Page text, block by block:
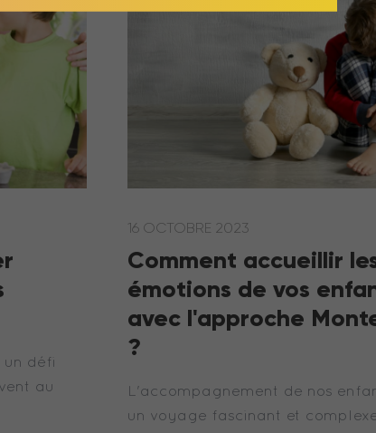
un défi
au
16 OCTOBRE 2023
Comment accueillir
émotions de vos
avec l'approche
?
L'accompagnement de nos
un voyage fascinant et